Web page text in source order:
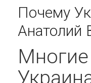
Почему
Анатолий